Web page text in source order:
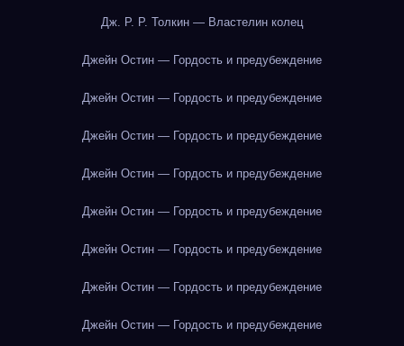
Дж. Р. Р. Толкин — Властелин колец
Джейн Остин — Гордость и предубеждение
Джейн Остин — Гордость и предубеждение
Джейн Остин — Гордость и предубеждение
Джейн Остин — Гордость и предубеждение
Джейн Остин — Гордость и предубеждение
Джейн Остин — Гордость и предубеждение
Джейн Остин — Гордость и предубеждение
Джейн Остин — Гордость и предубеждение